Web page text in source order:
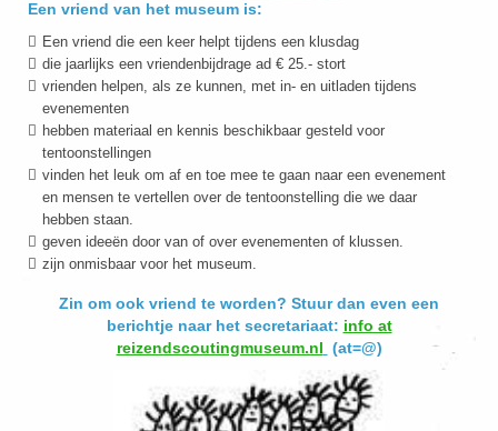
Een vriend van het museum is:
Een vriend die een keer helpt tijdens een klusdag
die jaarlijks een vriendenbijdrage ad € 25.- stort
vrienden helpen, als ze kunnen, met in- en uitladen tijdens
evenementen
hebben materiaal en kennis beschikbaar gesteld voor
tentoonstellingen
vinden het leuk om af en toe mee te gaan naar een evenement
en mensen te vertellen over de tentoonstelling die we daar
hebben staan.
geven ideeën door van of over evenementen of klussen.
zijn onmisbaar voor het museum.
Zin om ook vriend te worden? Stuur dan even een
berichtje naar het secretariaat: info at
reizendscoutingmuseum.nl (at=@)